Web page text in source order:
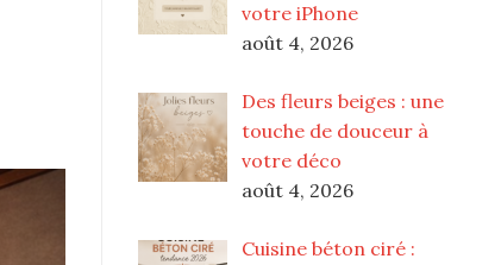
votre iPhone
août 4, 2026
Des fleurs beiges : une
touche de douceur à
votre déco
août 4, 2026
Cuisine béton ciré :